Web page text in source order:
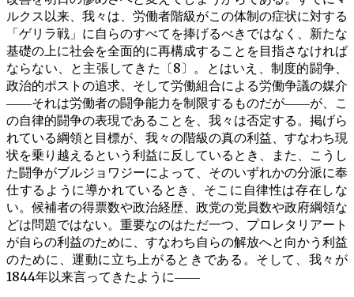
ルクス以来、我々は、労働者階級がこの体制の症状に対する
「ゲリラ戦」に自らのすべてを捧げるべきではなく、新たな
基礎の上に社会を全面的に再構成することを目指さなければ
ならない、と主張してきた〔8〕。とはいえ、制度的闘争、
政治的ポストの追求、そして労働組合による労働争議の媒介
――それは労働者の闘争能力を制限するものだが――が、こ
の自律的闘争の表現であることを、我々は否定する。掲げら
れている綱領と目標が、我々の階級の真の利益、すなわち現
状を乗り越えるという利益に反しているとき、また、こうし
た闘争がブルジョワジーによって、そのいずれかの分派に奉
仕するように導かれているとき、そこに自律性は存在しな
い。候補者の得票数や政治経歴、政党の党員数や政府綱領な
どは問題ではない。重要なのはただ一つ、プロレタリアート
が自らの利益のために、すなわち自らの解放へと向かう利益
のために、運動に立ち上がるときである。そして、我々が
1844年以来言ってきたように――